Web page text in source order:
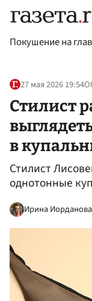
Покушение на
27 мая 2026 19:54
Стилист
в
Стилист
однотонные
Ирина Иорданова